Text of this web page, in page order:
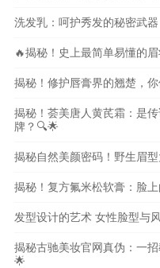
洗发乳：呵护秀发的秘密武器
🔥揭秘！史上最简单易懂的
揭秘！修护唇膏界的翘楚，你
揭秘！荟美唐人黄芪霜：是
牌？🔍🌟
揭秘自然美颜密码！野生眉
揭秘！复方氟米松软膏：脸
发型设计的艺术 女性脸型与
揭秘古驰美妆官网真伪：一
🌟